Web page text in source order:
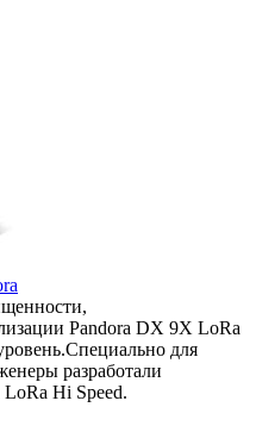
Pandora DX 9X LoRa
для
разработали
Hi Speed.